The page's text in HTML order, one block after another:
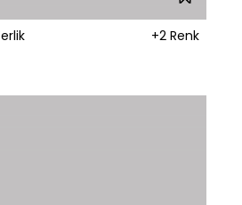
+2 Renk